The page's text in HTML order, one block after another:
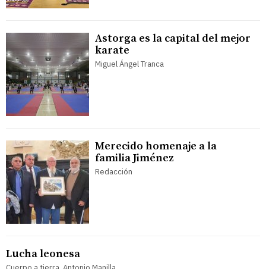
Astorga es la capital del mejor
karate
Miguel Ángel Tranca
Merecido homenaje a la
familia Jiménez
Redacción
Lucha leonesa